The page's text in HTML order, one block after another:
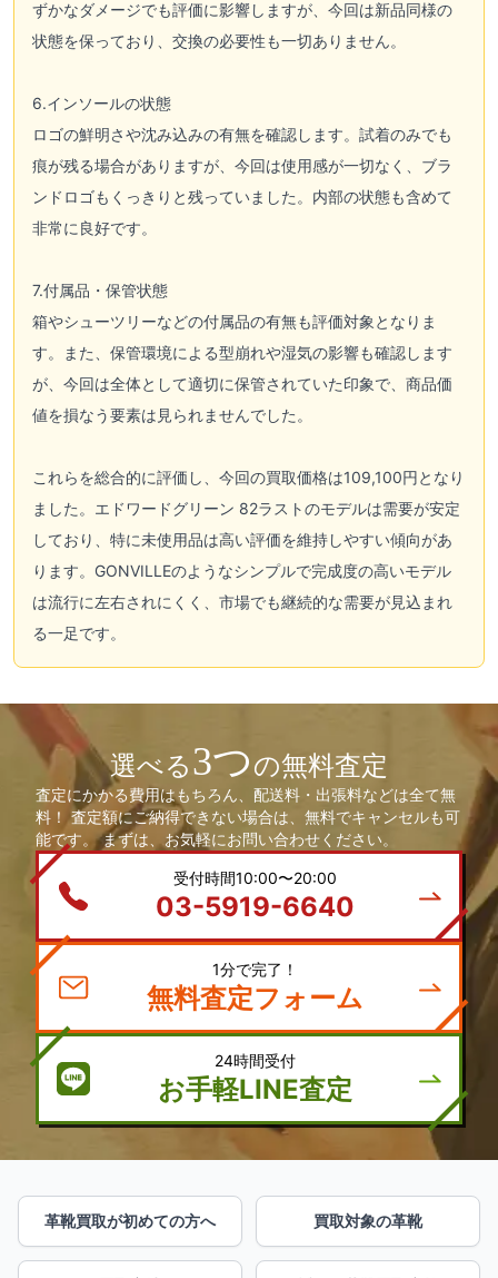
ずかなダメージでも評価に影響しますが、今回は新品同様の
状態を保っており、交換の必要性も一切ありません。
6.インソールの状態
ロゴの鮮明さや沈み込みの有無を確認します。試着のみでも
痕が残る場合がありますが、今回は使用感が一切なく、ブラ
ンドロゴもくっきりと残っていました。内部の状態も含めて
非常に良好です。
7.付属品・保管状態
箱やシューツリーなどの付属品の有無も評価対象となりま
す。また、保管環境による型崩れや湿気の影響も確認します
が、今回は全体として適切に保管されていた印象で、商品価
値を損なう要素は見られませんでした。
これらを総合的に評価し、今回の買取価格は109,100円となり
ました。エドワードグリーン 82ラストのモデルは需要が安定
しており、特に未使用品は高い評価を維持しやすい傾向があ
ります。GONVILLEのようなシンプルで完成度の高いモデル
は流行に左右されにくく、市場でも継続的な需要が見込まれ
る一足です。
選べる3つの無料査定
査定にかかる費用はもちろん、配送料・出張料などは全て無
料！ 査定額にご納得できない場合は、無料でキャンセルも可
能です。 まずは、お気軽にお問い合わせください。
受付時間10:00〜20:00
03-5919-6640
1分で完了！
無料査定フォーム
24時間受付
お手軽LINE査定
革靴買取が初めての方へ 買取対象の革靴